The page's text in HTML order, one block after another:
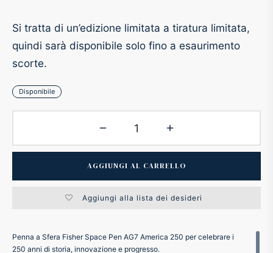
Si tratta di un’edizione limitata a tiratura limitata,
quindi sarà disponibile solo fino a esaurimento
scorte.
Disponibile
AGGIUNGI AL CARRELLO
Aggiungi alla lista dei desideri
Penna a Sfera Fisher Space Pen AG7 America 250 per celebrare i
250 anni di storia, innovazione e progresso.